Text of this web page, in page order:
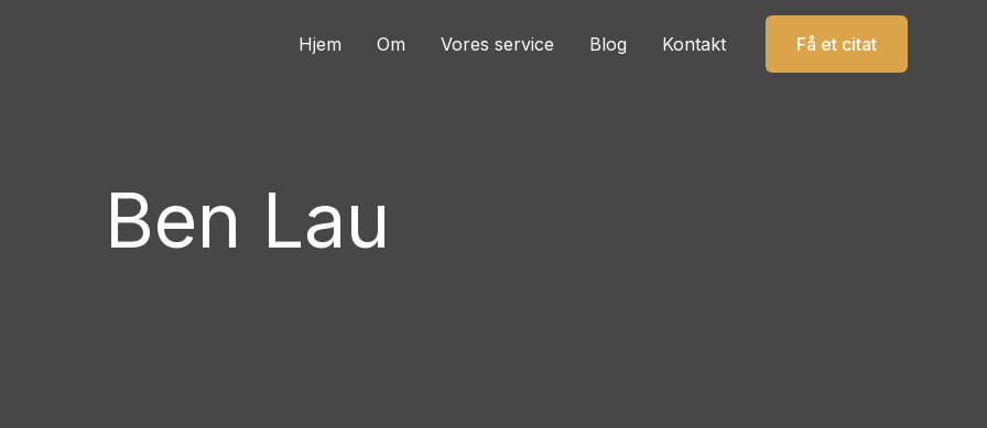
Hjem Om Vores service Blog Kontakt Få et citat
Ben Lau